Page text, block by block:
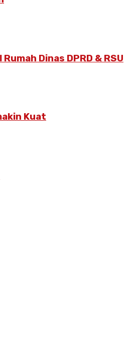
Dinas DPRD & RSU
Kuat